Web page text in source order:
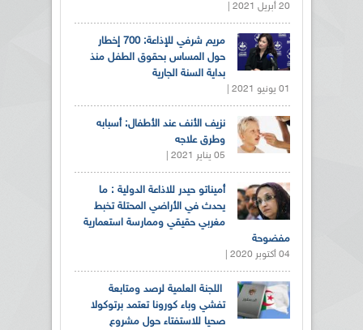
20 أبريل 2021 |
مريم شرفي للإذاعة: 700 إخطار
حول المساس بحقوق الطفل منذ
بداية السنة الجارية
01 يونيو 2021 |
نزيف الأنف عند الأطفال: أسبابه
وطرق علاجه
05 يناير 2021 |
أميناتو حيدر للاذاعة الدولية : ما
يحدث في الأراضي المحتلة تخبط
مغربي حقيقي وممارسة استعمارية
مفضوحة
04 أكتوبر 2020 |
اللجنة العلمية لرصد ومتابعة
تفشي وباء كورونا تعتمد برتوكولا
صحيا للاستفتاء حول مشروع